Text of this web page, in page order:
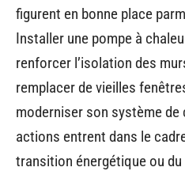
figurent en bonne place
Installer une pompe à
renforcer l’isolation des
remplacer de vieilles
moderniser son système
actions entrent dans le
transition énergétique ou